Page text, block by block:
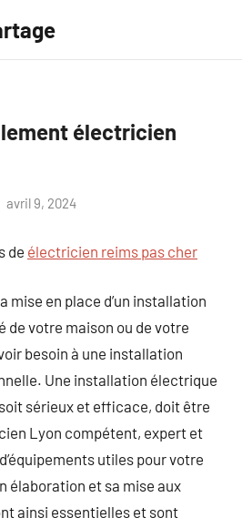
électricien
avril 9, 2024
de électricien reims pas cher
mise en place d’un installation
de votre maison ou de votre
besoin à une installation
Une installation électrique
sérieux et efficace, doit être
Lyon compétent, expert et
utiles pour votre
élaboration et sa mise aux
ainsi essentielles et sont